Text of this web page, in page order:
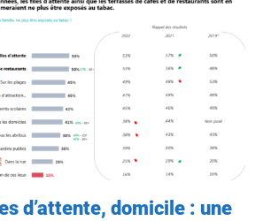
d’attente, domicile : une